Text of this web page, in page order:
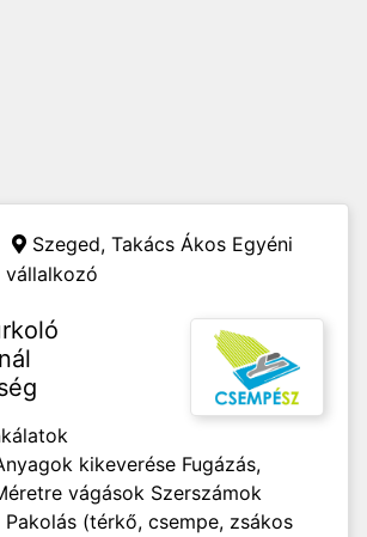
Szeged, Takács Ákos Egyéni
vállalkozó
kikeverése Fugázás,
vágások Szerszámok
(térkő, csempe, zsákos